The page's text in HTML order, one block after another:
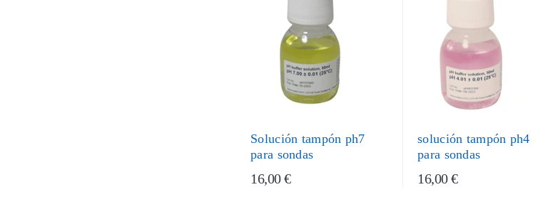
Solución tampón ph7
para sondas
16,00 €
solución tampón ph4
para sondas
16,00 €